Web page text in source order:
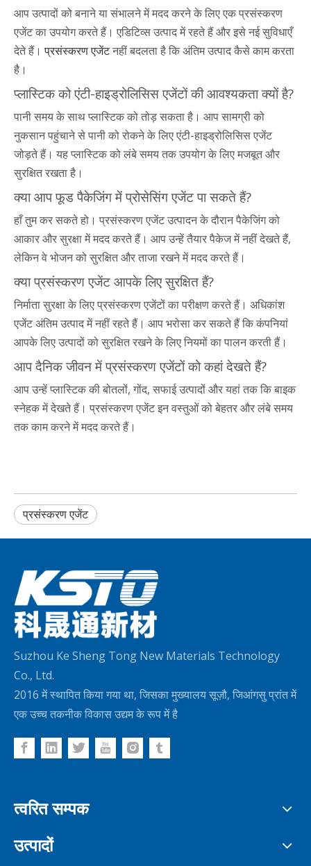
आप उत्पादों को बनाने या संभालने में मदद करने के लिए एक प्रसंस्करण
एजेंट का उपयोग करते हैं। एडिटिव्स उत्पाद में रहते हैं और इसे नई सुविधाएँ
देते हैं।प्रसंस्करण एजेंटनहीं बदलता है कि अंतिम उत्पाद कैसे काम करता
है।
प्लास्टिक को एंटी-हाइड्रोलिसिस एजेंटों की आवश्यकता क्यों है?
पानी समय के साथ प्लास्टिक को तोड़ सकता है। आप सामग्री को
नुकसान पहुंचाने से पानी को रोकने के लिए एंटी-हाइड्रोलिसिस एजेंट
जोड़ते हैं। यह प्लास्टिक को लंबे समय तक उपयोग के लिए मजबूत और
सुरक्षित रखता है।
क्या आप फूड पैकेजिंग में प्रोसेसिंग एजेंट पा सकते हैं?
हाँ तुम कर सकते हो। प्रसंस्करण एजेंट उत्पादन के दौरान पैकेजिंग को
आकार और सुरक्षा में मदद करते हैं। आप उन्हें तैयार पैकेज में नहीं देखते हैं,
लेकिन वे भोजन को सुरक्षित और ताजा रखने में मदद करते हैं।
क्या प्रसंस्करण एजेंट आपके लिए सुरक्षित हैं?
निर्माता सुरक्षा के लिए प्रसंस्करण एजेंटों का परीक्षण करते हैं। अधिकांश
एजेंट अंतिम उत्पाद में नहीं रहते हैं। आप भरोसा कर सकते हैं कि कंपनियां
आपके लिए उत्पादों को सुरक्षित रखने के लिए नियमों का पालन करती हैं।
आप दैनिक जीवन में प्रसंस्करण एजेंटों को कहां देखते हैं?
आप उन्हें प्लास्टिक की बोतलों, गोंद, सफाई उत्पादों और यहां तक ​​कि बाइक
स्नेहक में देखते हैं। प्रसंस्करण एजेंट इन वस्तुओं को बेहतर और लंबे समय
तक काम करने में मदद करते हैं।
प्रसंस्करण एजेंट
Suzhou Ke Sheng Tong New Materials Technology
Co., Ltd.
2016 में स्थापित किया गया था, जिसका मुख्यालय सूज़ौ, जिआंगसु प्रांत में
एक उच्च तकनीक विकास उद्यम के रूप में है
त्वरित सम्पक
उत्पादों